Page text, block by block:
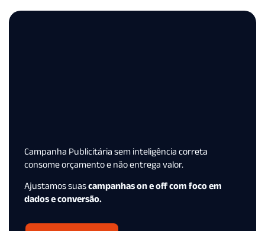
Campanha Publicitária sem inteligência correta
consome orçamento e não entrega valor.
Ajustamos suascampanhas on e off com foco em
dados e conversão.